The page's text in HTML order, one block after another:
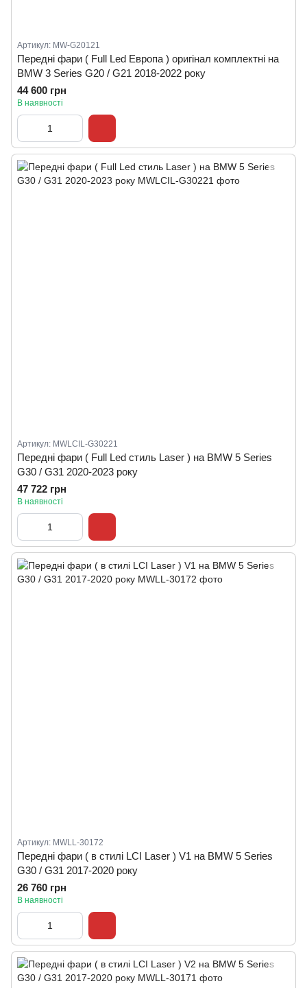
Артикул: MW-G20121
Передні фари ( Full Led Европа ) оригінал комплектні на
BMW 3 Series G20 / G21 2018-2022 року
44 600 грн
В наявності
Артикул: MWLCIL-G30221
Передні фари ( Full Led стиль Laser ) на BMW 5 Series
G30 / G31 2020-2023 року
47 722 грн
В наявності
Артикул: MWLL-30172
Передні фари ( в стилі LCI Laser ) V1 на BMW 5 Series
G30 / G31 2017-2020 року
26 760 грн
В наявності